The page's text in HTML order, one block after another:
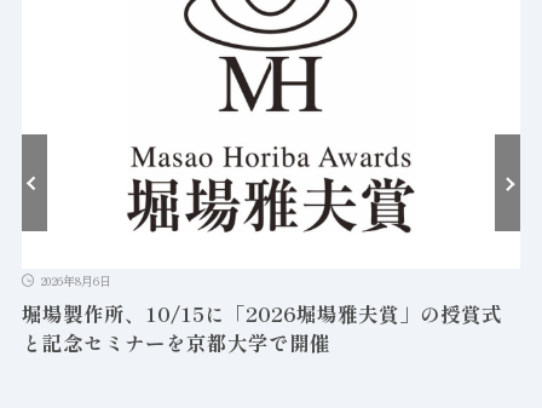
2026年8月6日
堀場製作所、10/15に「2026堀場雅夫賞」の授賞式
と記念セミナーを京都大学で開催